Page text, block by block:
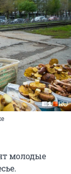
молодые